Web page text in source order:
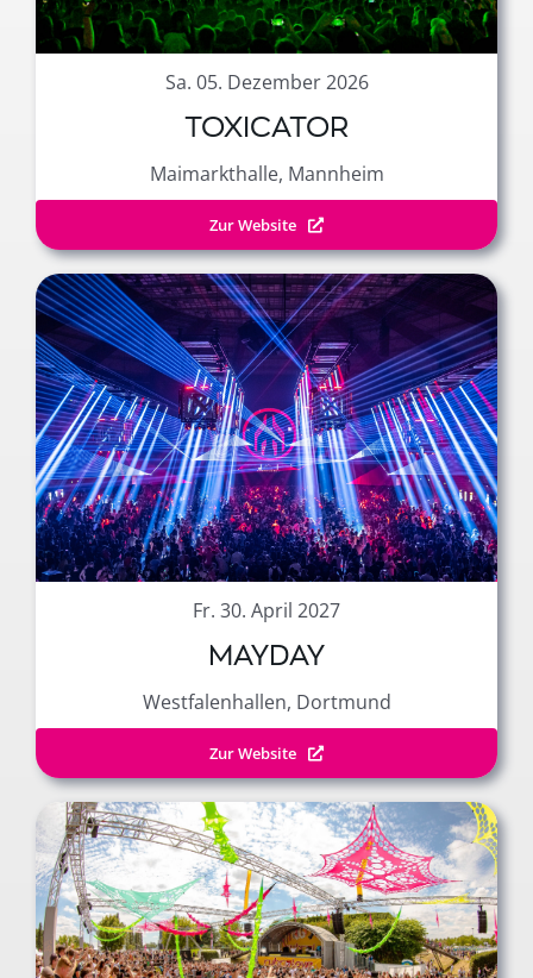
Sa. 05. Dezember 2026
TOXICATOR
Maimarkthalle, Mannheim
Zur Website
Fr. 30. April 2027
MAYDAY
Westfalenhallen, Dortmund
Zur Website